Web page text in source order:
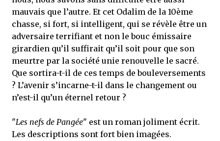
mauvais que l’autre. Et cet Odalim de la 10ème
chasse, si fort, si intelligent, qui se révèle être un
adversaire terrifiant et non le bouc émissaire
girardien qu’il suffirait qu’il soit pour que son
meurtre par la société unie renouvelle le sacré.
Que sortira-t-il de ces temps de bouleversements
? L’avenir s’incarne-t-il dans le changement ou
n’est-il qu’un éternel retour ?
"Les nefs de Pangée" est un roman joliment écrit.
Les descriptions sont fort bien imagées.